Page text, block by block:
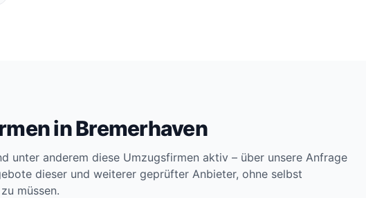
in Bremerhaven
unter anderem diese Umzugsfirmen aktiv – über unsere Anfrage
dieser und weiterer geprüfter Anbieter, ohne selbst
müssen.